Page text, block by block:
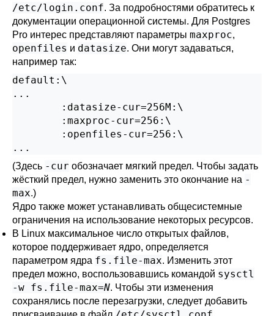
/etc/login.conf. За подробностями обратитесь к
документации операционной системы. Для Postgres
Pro интерес представляют параметры maxproc,
openfiles и datasize. Они могут задаваться,
например так:
default:\
...
        :datasize-cur=256M:\
        :maxproc-cur=256:\
        :openfiles-cur=256:\
...
(Здесь -cur обозначает мягкий предел. Чтобы задать
жёсткий предел, нужно заменить это окончание на -
max.)
Ядро также может устанавливать общесистемные
ограничения на использование некоторых ресурсов.
В Linux максимальное число открытых файлов,
которое поддерживает ядро, определяется
параметром ядра fs.file-max. Изменить этот
предел можно, воспользовавшись командой sysctl
-w fs.file-max=N. Чтобы эти изменения
сохранялись после перезагрузки, следует добавить